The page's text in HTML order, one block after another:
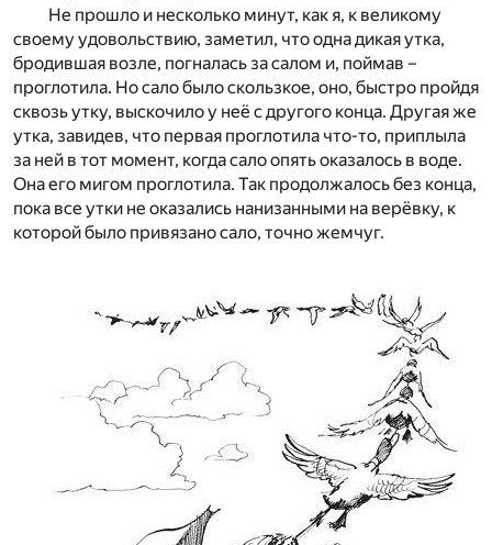
Не прошло и несколько минут, как я, к великому
своему удовольствию, заметил, что одна дикая утка,
бродившая возле, погналась за салом и, поймав –
проглотила. Но сало было скользкое, оно, быстро пройдя
сквозь утку, выскочило у неё с другого конца. Другая же
утка, завидев, что первая проглотила что-то, приплыла
за ней в тот момент, когда сало опять оказалось в воде.
Она его мигом проглотила. Так продолжалось без конца,
пока все утки не оказались нанизанными на верёвку, к
которой было привязано сало, точно жемчуг.